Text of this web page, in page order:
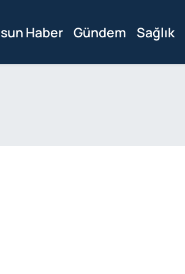
Haber Gündem Sağlık